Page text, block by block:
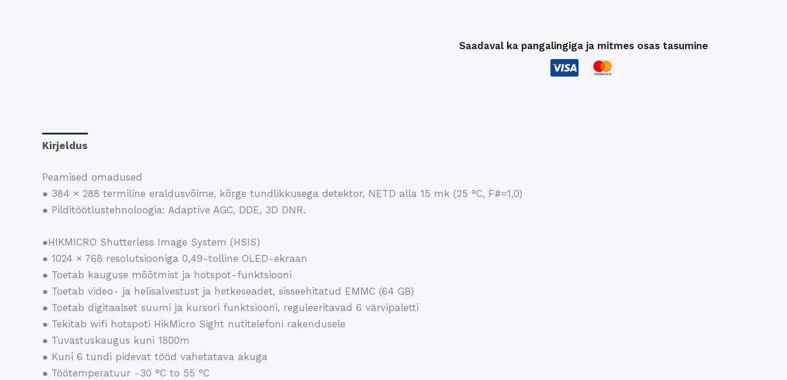
Saadaval ka pangalingiga ja mitmes osas tasumine
Kirjeldus
Peamised omadused
● 384 × 288 termiline eraldusvõime, kõrge tundlikkusega detektor, NETD alla 15 mk (25 °C, F#=1,0)
● Pilditöötlustehnoloogia: Adaptive AGC, DDE, 3D DNR.
●HIKMICRO Shutterless Image System (HSIS)
● 1024 × 768 resolutsiooniga 0,49-tolline OLED-ekraan
● Toetab kauguse mõõtmist ja hotspot-funktsiooni
● Toetab video- ja helisalvestust ja hetkeseadet, sisseehitatud EMMC (64 GB)
● Toetab digitaalset suumi ja kursori funktsiooni, reguleeritavad 6 värvipaletti
● Tekitab wifi hotspoti HikMicro Sight nutitelefoni rakendusele
● Tuvastuskaugus kuni 1800m
● Kuni 6 tundi pidevat tööd vahetatava akuga
● Töötemperatuur -30 °C to 55 °C